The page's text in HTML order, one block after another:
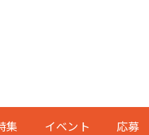
集 イベント 応募